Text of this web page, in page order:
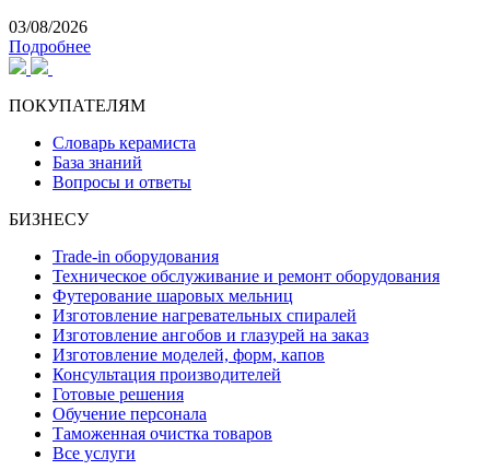
03/08/2026
Подробнее
ПОКУПАТЕЛЯМ
Словарь керамиста
База знаний
Вопросы и ответы
БИЗНЕСУ
Trade-in оборудования
Техническое обслуживание и ремонт оборудования
Футерование шаровых мельниц
Изготовление нагревательных спиралей
Изготовление ангобов и глазурей на заказ
Изготовление моделей, форм, капов
Консультация производителей
Готовые решения
Обучение персонала
Таможенная очистка товаров
Все услуги